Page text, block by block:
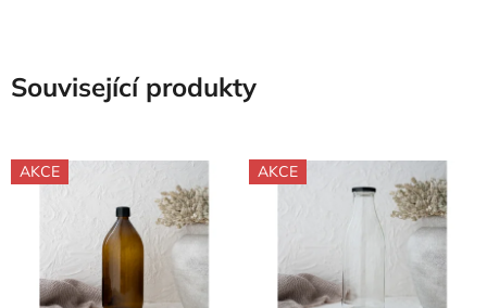
Související produkty
AKCE AKCE